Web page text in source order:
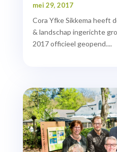
mei 29, 2017
Cora Yfke Sikkema heeft
& landschap ingerichte
2017 officieel geopend....